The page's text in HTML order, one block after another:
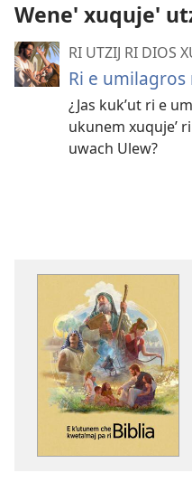
Wene' xuquje'
RI UTZIJ RI DIOS
Ri e umilagros
¿Jas kukʼut ri e
ukunem xuqujeʼ
uwach Ulew?